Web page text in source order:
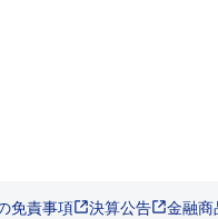
免責事項 決算公告 金融